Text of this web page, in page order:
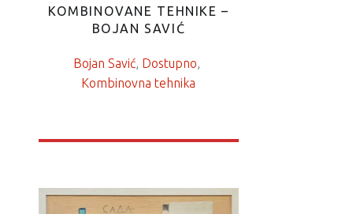
KOMBINOVANE TEHNIKE –
BOJAN SAVIĆ
Bojan Savić, Dostupno
Kombinovna tehnika